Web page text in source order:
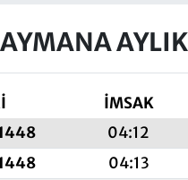
İMSAK
04:12
04:13